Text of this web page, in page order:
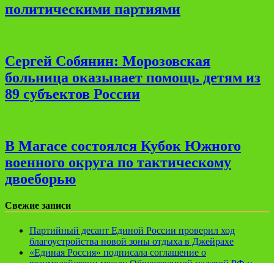
политическими партиями
Сергей Собянин: Морозовская
больница оказывает помощь детям из
89 субъектов России
В Магасе состоялся Кубок Южного
военного округа по тактическому
двоеборью
Свежие записи
Партийный десант Единой России проверил ход
благоустройства новой зоны отдыха в Джейрахе
«Единая Россия» подписала соглашение о